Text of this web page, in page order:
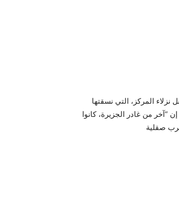
المركز، التي نسقتها
“آخر من غادر الجزيرة، كانوا